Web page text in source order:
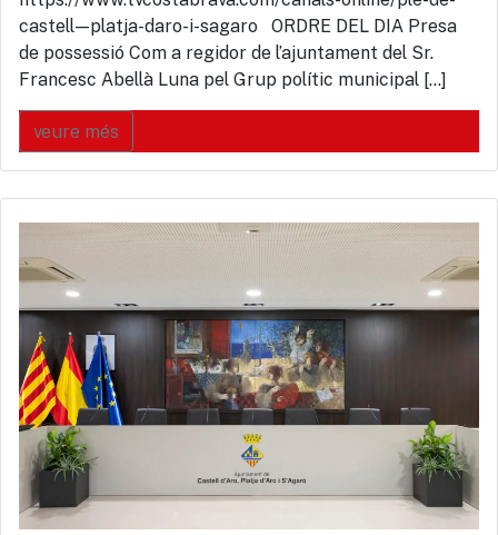
castell—platja-daro-i-sagaro ORDRE DEL DIA Presa
de possessió Com a regidor de l’ajuntament del Sr.
Francesc Abellà Luna pel Grup polític municipal […]
veure més